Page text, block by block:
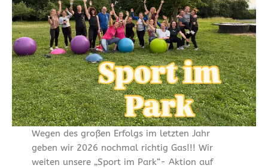
Wegen des großen Erfolgs im letzten Jahr
geben wir 2026 nochmal richtig Gas!!! Wir
weiten unsere „Sport im Park“- Aktion auf